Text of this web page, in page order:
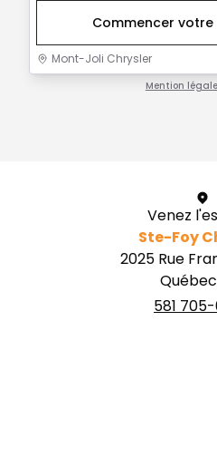
Commencer
Mont-Joli Chrysler
Mention légale
Venez
Ste-Foy
2025 Rue
581